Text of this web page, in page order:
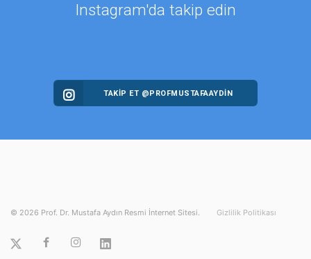
Instagram'da takip edin
TAKİP ET @PROFMUSTAFAAYDIN
© 2026 Prof. Dr. Mustafa Aydın Resmi İnternet Sitesi. Gizlilik Politikası